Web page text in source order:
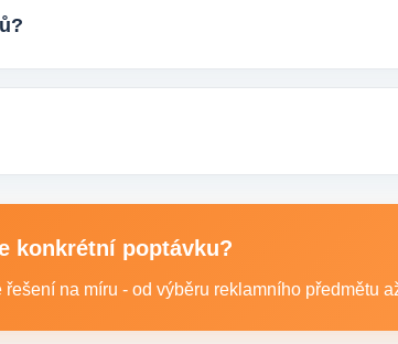
konkrétní poptávku?
na míru - od výběru reklamního předmětu